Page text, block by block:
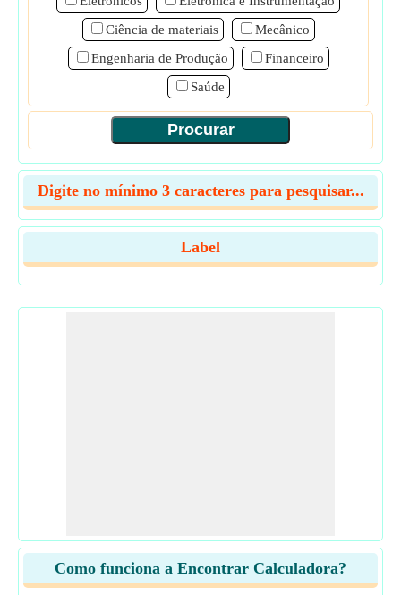
Ciência de materiais
Mecânico
Engenharia de Produção
Financeiro
Saúde
Digite no mínimo 3 caracteres para pesquisar...
Label
Como funciona a Encontrar Calculadora?